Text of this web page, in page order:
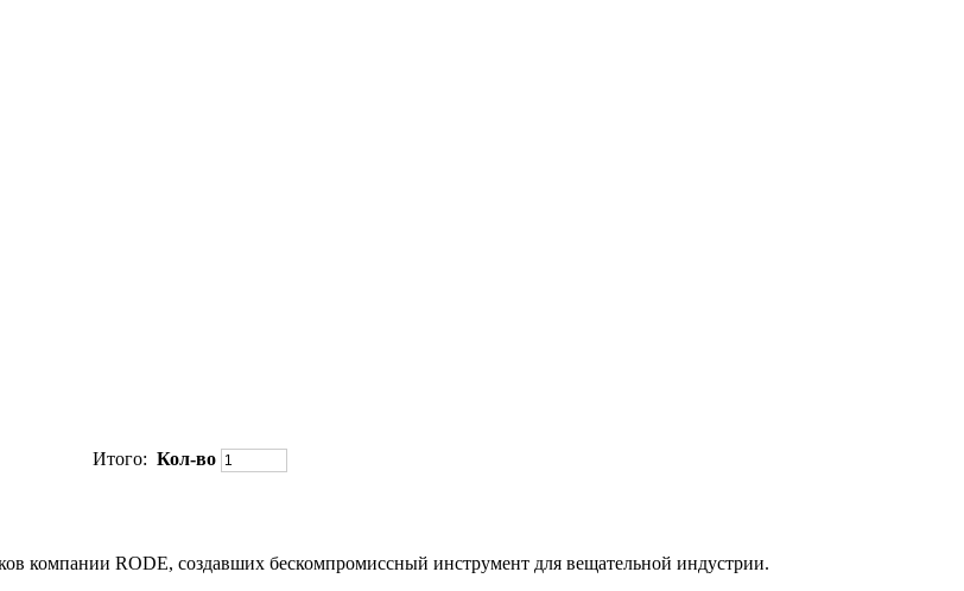
Итого: Кол-во
компании RODE, создавших бескомпромиссный инструмент для вещательной индустрии.